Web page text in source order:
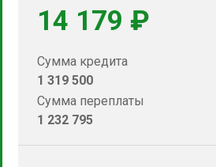
14 179 ₽
Сумма кредита
1 319 500
Сумма переплаты
1 232 795